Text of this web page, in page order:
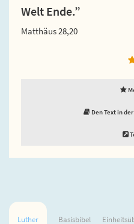
Welt Ende.”
Matthäus 28,20
Den Text in
Luther Basisbibel